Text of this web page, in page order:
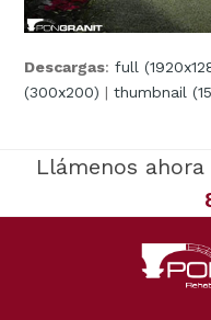
Descargas:full
(300x200) |thumbnail
Llámenos